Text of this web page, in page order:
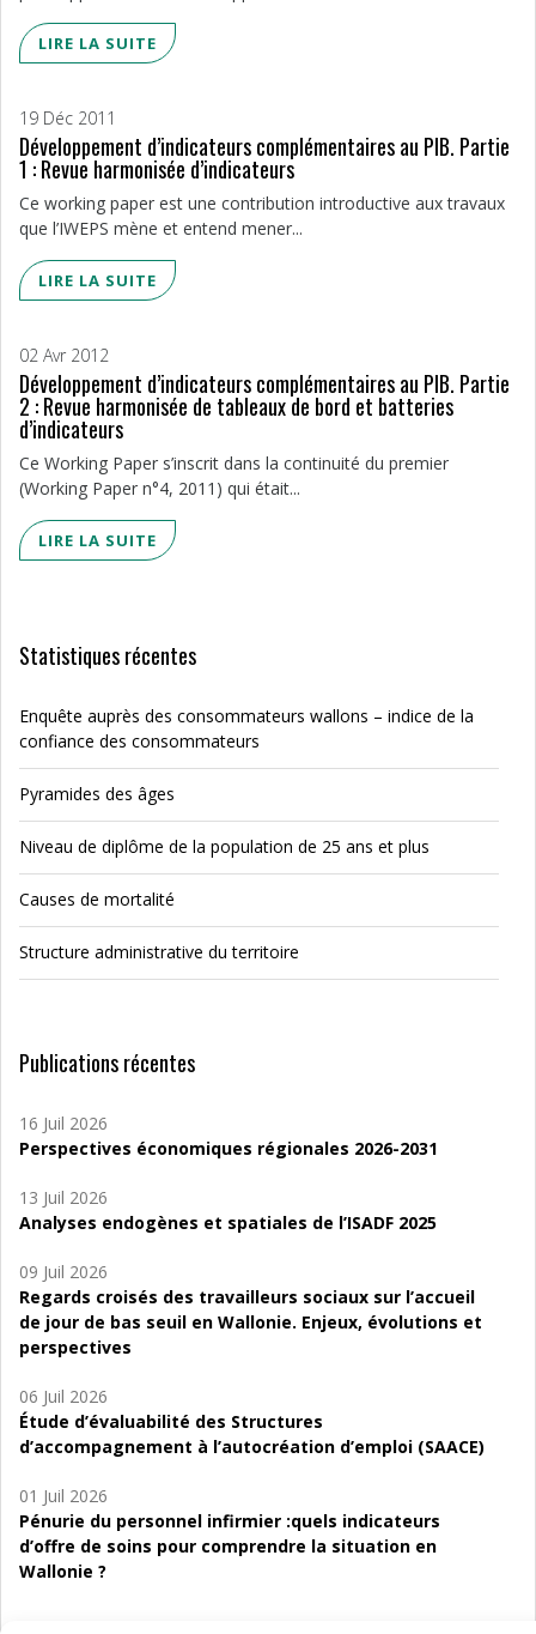
LIRE LA SUITE
19 Déc 2011
Développement d’indicateurs complémentaires au PIB. Partie
1 : Revue harmonisée d’indicateurs
Ce working paper est une contribution introductive aux travaux
que l’IWEPS mène et entend mener...
LIRE LA SUITE
02 Avr 2012
Développement d’indicateurs complémentaires au PIB. Partie
2 : Revue harmonisée de tableaux de bord et batteries
d’indicateurs
Ce Working Paper s’inscrit dans la continuité du premier
(Working Paper n°4, 2011) qui était...
LIRE LA SUITE
Statistiques récentes
Enquête auprès des consommateurs wallons – indice de la
confiance des consommateurs
Pyramides des âges
Niveau de diplôme de la population de 25 ans et plus
Causes de mortalité
Structure administrative du territoire
Publications récentes
16 Juil 2026
Perspectives économiques régionales 2026-2031
13 Juil 2026
Analyses endogènes et spatiales de l’ISADF 2025
09 Juil 2026
Regards croisés des travailleurs sociaux sur l’accueil
de jour de bas seuil en Wallonie. Enjeux, évolutions et
perspectives
06 Juil 2026
Étude d’évaluabilité des Structures
d’accompagnement à l’autocréation d’emploi (SAACE)
01 Juil 2026
Pénurie du personnel infirmier :quels indicateurs
d’offre de soins pour comprendre la situation en
Wallonie ?